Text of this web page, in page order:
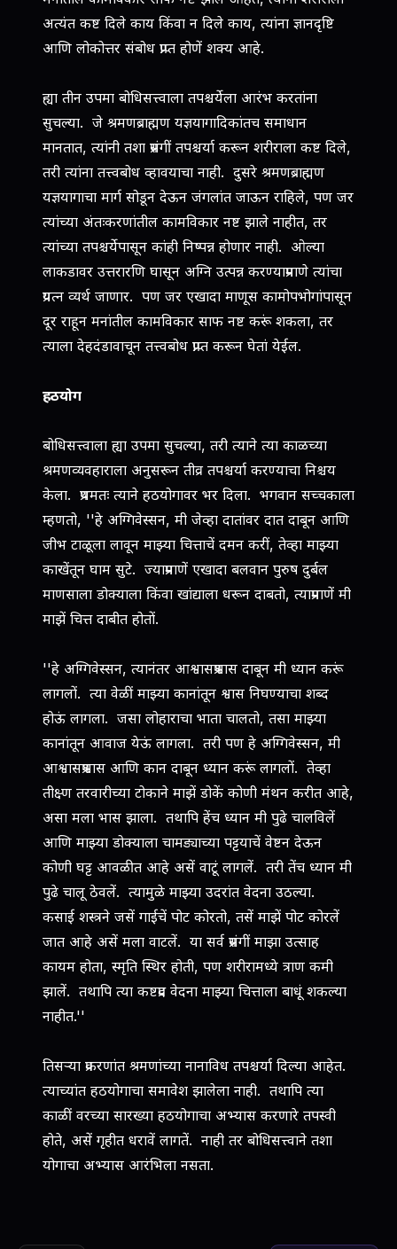
अत्यंत कष्ट दिले काय किंवा न दिले काय, त्यांना ज्ञानदृष्टि
आणि लोकोत्तर संबोध प्राप्‍त होणें शक्य आहे.
ह्या तीन उपमा बोधिसत्त्वाला तपश्चर्येला आरंभ करतांना
सुचल्या. जे श्रमणब्राह्मण यज्ञयागादिकांतच समाधान
मानतात, त्यांनी तशा प्रसंगीं तपश्चर्या करून शरीराला कष्ट दिले,
तरी त्यांना तत्त्वबोध व्हावयाचा नाही. दुसरे श्रमणब्राह्मण
यज्ञयागाचा मार्ग सोडून देऊन जंगलांत जाऊन राहिले, पण जर
त्यांच्या अंतःकरणांतील कामविकार नष्ट झाले नाहीत, तर
त्यांच्या तपश्चर्येपासून कांही निष्पन्न होणार नाही. ओल्या
लाकडावर उत्तरारणि घासून अग्नि उत्पन्न करण्याप्रमाणे त्यांचा
प्रयत्‍न व्यर्थ जाणार. पण जर एखादा माणूस कामोपभोगांपासून
दूर राहून मनांतील कामविकार साफ नष्ट करूं शकला, तर
त्याला देहदंडावाचून तत्त्वबोध प्राप्‍त करून घेतां येईल.
हठयोग
बोधिसत्त्वाला ह्या उपमा सुचल्या, तरी त्याने त्या काळच्या
श्रमणव्यवहाराला अनुसरून तीव्र तपश्चर्या करण्याचा निश्चय
केला. प्रथमतः त्याने हठयोगावर भर दिला. भगवान सच्चकाला
म्हणतो, ''हे अग्गिवेस्सन, मी जेव्हा दातांवर दात दाबून आणि
जीभ टाळूला लावून माझ्या चित्ताचें दमन करीं, तेव्हा माझ्या
काखेंतून घाम सुटे. ज्याप्रमाणें एखादा बलवान पुरुष दुर्बल
माणसाला डोक्याला किंवा खांद्याला धरून दाबतो, त्याप्रमाणें मी
माझें चित्त दाबीत होतों.
''हे अग्गिवेस्सन, त्यानंतर आश्वासप्रश्वास दाबून मी ध्यान करूं
लागलों. त्या वेळीं माझ्या कानांतून श्वास निघण्याचा शब्द
होऊं लागला. जसा लोहाराचा भाता चालतो, तसा माझ्या
कानांतून आवाज येऊं लागला. तरी पण हे अग्गिवेस्सन, मी
आश्वासप्रश्वास आणि कान दाबून ध्यान करूं लागलों. तेव्हा
तीक्ष्ण तरवारीच्या टोकाने माझें डोकें कोणी मंथन करीत आहे,
असा मला भास झाला. तथापि हेंच ध्यान मी पुढे चालविलें
आणि माझ्या डोक्याला चामड्याच्या पट्टयाचें वेष्टन देऊन
कोणी घट्ट आवळीत आहे असें वाटूं लागलें. तरी तेंच ध्यान मी
पुढे चालू ठेवलें. त्यामुळे माझ्या उदरांत वेदना उठल्या.
कसाई शस्त्रने जसें गाईचें पोट कोरतो, तसें माझें पोट कोरलें
जात आहे असें मला वाटलें. या सर्व प्रसंगीं माझा उत्साह
कायम होता, स्मृति स्थिर होती, पण शरीरामध्ये त्राण कमी
झालें. तथापि त्या कष्टप्रद वेदना माझ्या चित्ताला बाधूं शकल्या
नाहीत.''
तिसर्‍या प्रकरणांत श्रमणांच्या नानाविध तपश्चर्या दिल्या आहेत.
त्याच्यांत हठयोगाचा समावेश झालेला नाही. तथापि त्या
काळीं वरच्या सारख्या हठयोगाचा अभ्यास करणारे तपस्वी
होते, असें गृहीत धरावें लागतें. नाही तर बोधिसत्त्वाने तशा
योगाचा अभ्यास आरंभिला नसता.